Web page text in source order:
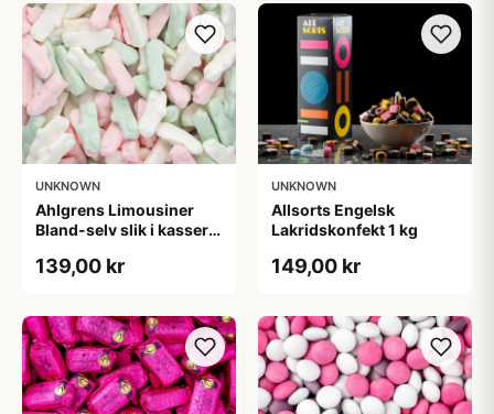
UNKNOWN
Ahlgrens Limousiner
Bland-selv slik i kasser 1
139,00 kr
UNKNOWN
Allsorts Engelsk
Lakridskonfekt 1 kg
149,00 kr